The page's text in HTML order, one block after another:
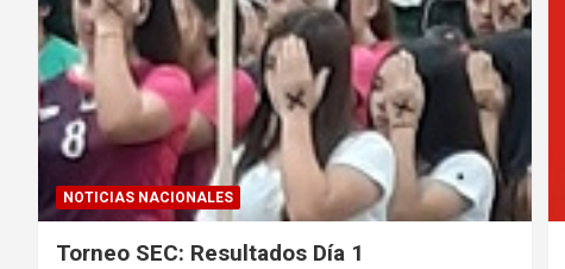
NOTICIAS NACIONALES
Torneo SEC: Resultados Día 1